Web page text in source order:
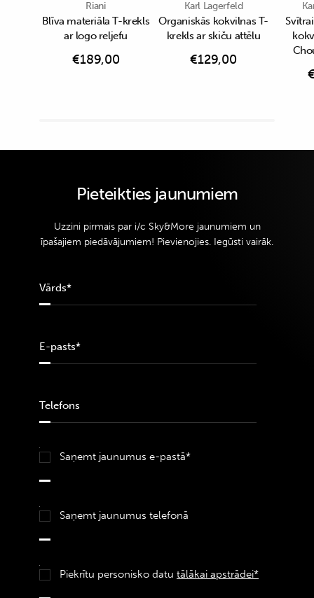
Riani
Blīva materiāla T-krekls
ar logo reljefu
€189,00
Karl Lagerfeld
Organiskās kokvilnas T-
krekls ar skiču attēlu
€129,00
Pieteikties jaunumiem
Uzzini pirmais par i/c Sky&More jaunumiem un
īpašajiem piedāvājumiem! Pievienojies. Iegūsti vairāk.
Saņemt jaunumus e-pastā*
Saņemt jaunumus telefonā
Piekrītu personisko datu tālākai apstrādei*